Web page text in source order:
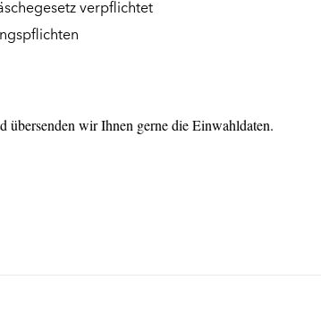
verpflichtet
übersenden wir Ihnen gerne die Einwahldaten.